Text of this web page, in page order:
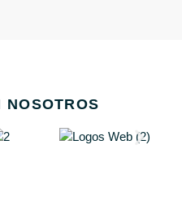
NOSOTROS